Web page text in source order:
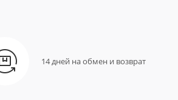
14 дней на обмен и возврат